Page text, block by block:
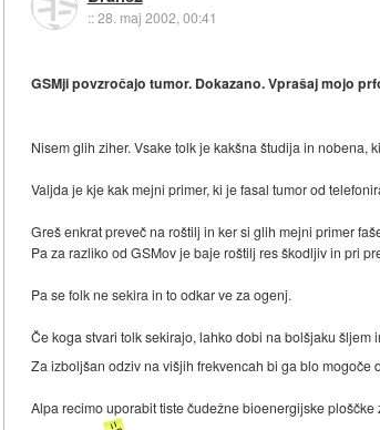
::28. maj 2002, 00:41
GSMji povzročajo tumor. Dokazano. Vprašaj mojo
Nisem glih ziher. Vsake tolk je kakšna študija in nobena,
Valjda je kje kak mejni primer, ki je fasal tumor od
Greš enkrat preveč na roštilj in ker si glih mejni primer
Pa za razliko od GSMov je baje roštilj res škodljiv in pri
Pa se folk ne sekira in to odkar ve za ogenj.
Če koga stvari tolk sekirajo, lahko dobi na bolšjaku šljem
Za izboljšan odziv na višjih frekvencah bi ga blo mogoče
Alpa recimo uporabit tiste čudežne bioenergijske